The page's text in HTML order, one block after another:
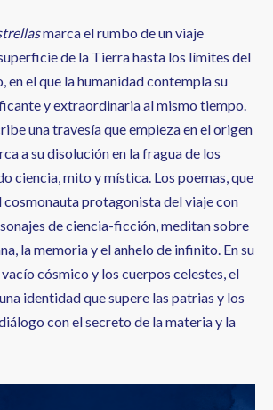
marca el rumbo de un viaje
de la Tierra hasta los límites del
en el que la humanidad contempla su
y extraordinaria al mismo tiempo.
una travesía que empieza en el origen
a su disolución en la fragua de los
ciencia, mito y mística. Los poemas, que
cosmonauta protagonista del viaje con
de ciencia-ficción, meditan sobre
la memoria y el anhelo de infinito. En su
cósmico y los cuerpos celestes, el
identidad que supere las patrias y los
con el secreto de la materia y la